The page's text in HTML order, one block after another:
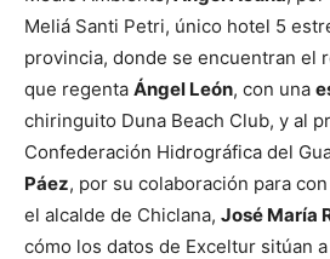
Meliá Santi Petri, único hotel 5
provincia, donde se encuentran el
que regenta Ángel León, con una
chiringuito Duna Beach Club, y al
Confederación Hidrográfica del
Páez, por su colaboración para
el alcalde de Chiclana, José María
cómo los datos de Exceltur sitúan